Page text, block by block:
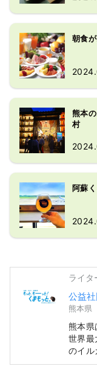
朝食
熊本
村
阿蘇
ライタ
公益
熊本県
熊本県
世界
のイル
が共存